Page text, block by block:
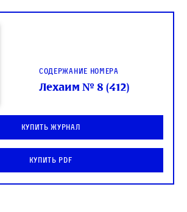
Содержание номера
Лехаим № 8 (412)
Купить журнал
Купить PDF